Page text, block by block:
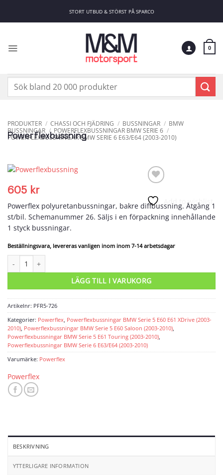
STORT UTBUD & STÖRST PÅ SPARCO
0
Sök
Add to wishlist
PRODUKTER / CHASSI OCH FJÄDRING / BUSSNINGAR / BMW
BUSSNINGAR / POWERFLEXBUSSNINGAR BMW SERIE 6 /
POWERFLEXBUSSNINGAR BMW SERIE 6 E63/E64 (2003-2010)
Powerflexbussning
605 kr
Powerflex polyuretanbussningar, bakre diffbussning. Åtgång 1
st/bil. Schemanummer 26. Säljs i en förpackning innehållande
1 styck bussningar.
Beställningsvara, levereras vanligen inom inom 7-14 arbetsdagar
LÄGG TILL I VARUKORG
Artikelnr: PFR5-726
Kategorier: Powerflex, Powerflexbussningar BMW Serie 5 E60 E61 XDrive (2003-
2010), Powerflexbussningar BMW Serie 5 E60 Saloon (2003-2010),
Powerflexbussningar BMW Serie 5 E61 Touring (2003-2010),
Powerflexbussningar BMW Serie 6 E63/E64 (2003-2010)
Varumärke: Powerflex
Powerflex
BESKRIVNING
YTTERLIGARE INFORMATION